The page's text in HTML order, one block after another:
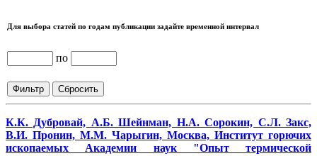
Для выбора статей по годам публикации задайте временной интервал
по
К.К. Дубровай, А.Б. Шейнман, Н.А. Сорокин, С.Л. Закс,
В.И. Пронин, М.М. Чарыгин, Москва, Институт горючих
ископаемых Академии наук "Опыт термической